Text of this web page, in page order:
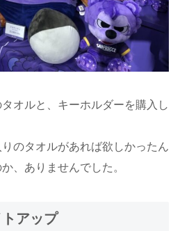
オルと、キーホルダーを購入し
のタオルがあれば欲しかったん
、ありませんでした。
アップ